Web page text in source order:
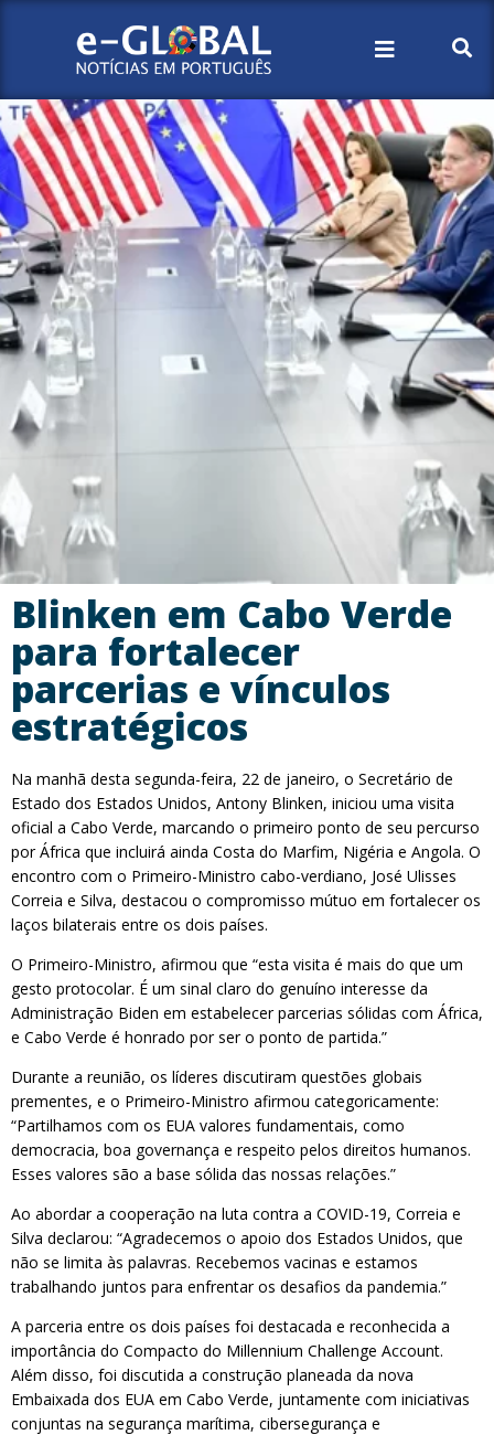
Blinken em Cabo Verde
para fortalecer
parcerias e vínculos
estratégicos
Na manhã desta segunda-feira, 22 de janeiro, o Secretário de
Estado dos Estados Unidos, Antony Blinken, iniciou uma visita
oficial a Cabo Verde, marcando o primeiro ponto de seu percurso
por África que incluirá ainda Costa do Marfim, Nigéria e Angola. O
encontro com o Primeiro-Ministro cabo-verdiano, José Ulisses
Correia e Silva, destacou o compromisso mútuo em fortalecer os
laços bilaterais entre os dois países.
O Primeiro-Ministro, afirmou que “esta visita é mais do que um
gesto protocolar. É um sinal claro do genuíno interesse da
Administração Biden em estabelecer parcerias sólidas com África,
e Cabo Verde é honrado por ser o ponto de partida.”
Durante a reunião, os líderes discutiram questões globais
prementes, e o Primeiro-Ministro afirmou categoricamente:
“Partilhamos com os EUA valores fundamentais, como
democracia, boa governança e respeito pelos direitos humanos.
Esses valores são a base sólida das nossas relações.”
Ao abordar a cooperação na luta contra a COVID-19, Correia e
Silva declarou: “Agradecemos o apoio dos Estados Unidos, que
não se limita às palavras. Recebemos vacinas e estamos
trabalhando juntos para enfrentar os desafios da pandemia.”
A parceria entre os dois países foi destacada e reconhecida a
importância do Compacto do Millennium Challenge Account.
Além disso, foi discutida a construção planeada da nova
Embaixada dos EUA em Cabo Verde, juntamente com iniciativas
conjuntas na segurança marítima, cibersegurança e